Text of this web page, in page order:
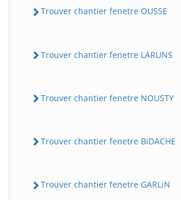
Trouver chantier fenetre OUSSE
Trouver chantier fenetre LARUNS
Trouver chantier fenetre NOUSTY
Trouver chantier fenetre BiDACHE
Trouver chantier fenetre GARLiN